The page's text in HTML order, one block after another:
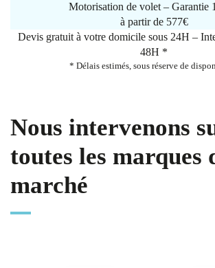
Motorisation de volet – Garantie
à partir de 577€
Devis gratuit à votre domicile sous 24H –
48H *
* Délais estimés, sous réserve de
Nous intervenons
toutes les marques
marché